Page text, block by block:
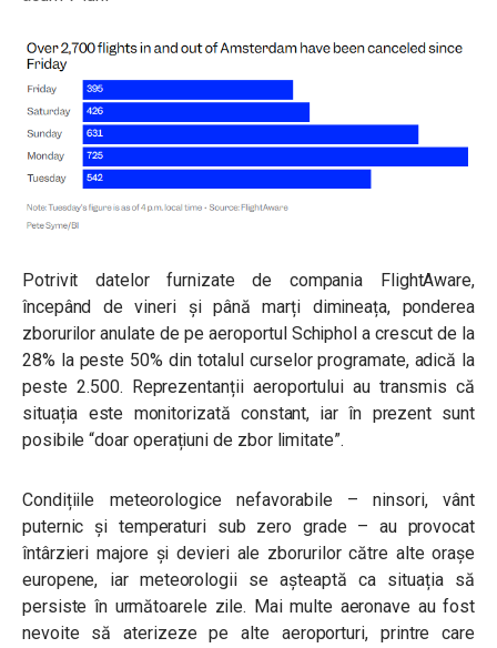
Potrivit datelor furnizate de compania FlightAware,
începând de vineri și până marți dimineața, ponderea
zborurilor anulate de pe aeroportul Schiphol a crescut de la
28% la peste 50% din totalul curselor programate, adică la
peste 2.500. Reprezentanții aeroportului au transmis că
situația este monitorizată constant, iar în prezent sunt
posibile “doar operațiuni de zbor limitate”.
Condițiile meteorologice nefavorabile – ninsori, vânt
puternic și temperaturi sub zero grade – au provocat
întârzieri majore și devieri ale zborurilor către alte orașe
europene, iar meteorologii se așteaptă ca situația să
persiste în următoarele zile. Mai multe aeronave au fost
nevoite să aterizeze pe alte aeroporturi, printre care